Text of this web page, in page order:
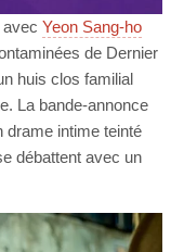
Yeon Sang-ho
de Dernier
huis clos familial
La bande-annonce
drame intime teinté
débattent avec un